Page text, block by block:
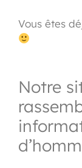
Vous êtes
Notre